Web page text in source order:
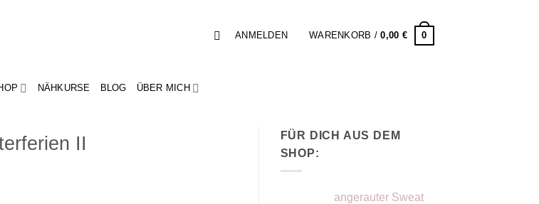
ANMELDEN WARENKORB /0,00 € 0
NÄHKURSE BLOG ÜBER MICH
II
FÜR DICH AUS DEM
SHOP:
angerauter Sweat